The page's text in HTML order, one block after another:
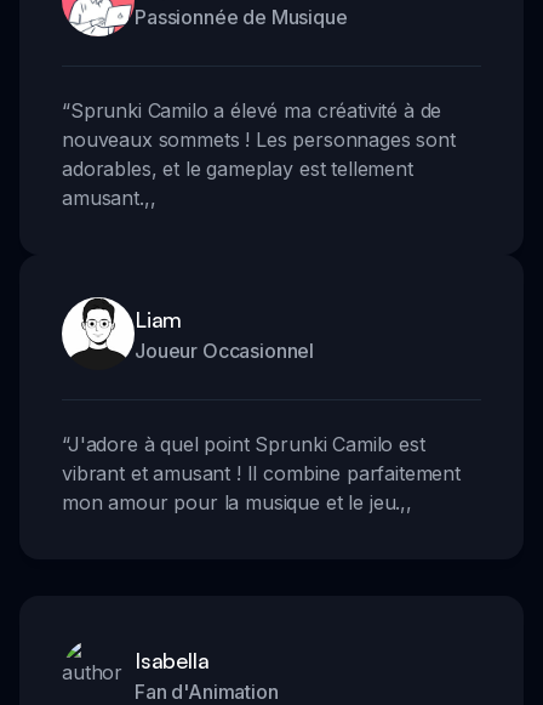
Passionnée de Musique
“Sprunki Camilo a élevé ma créativité à de
nouveaux sommets ! Les personnages sont
adorables, et le gameplay est tellement
amusant.,,
Liam
Joueur Occasionnel
“J'adore à quel point Sprunki Camilo est
vibrant et amusant ! Il combine parfaitement
mon amour pour la musique et le jeu.,,
Isabella
Fan d'Animation